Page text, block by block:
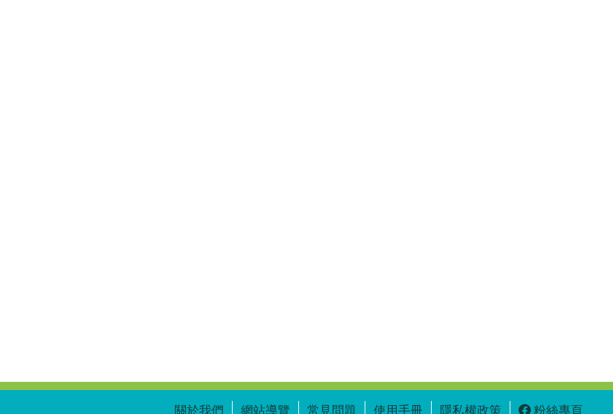
關於我們 網站導覽 常見問題 使用手冊 隱私權政策 粉絲專頁